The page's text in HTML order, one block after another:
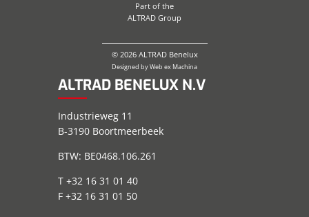
Part of the
ALTRAD Group
© 2026 ALTRAD Benelux
Designed byWeb ex Machina
ALTRAD BENELUX N.V
Industrieweg 11
B-3190 Boortmeerbeek
BTW: BE0468.106.261
T +32 16 31 01 40
F +32 16 31 01 50